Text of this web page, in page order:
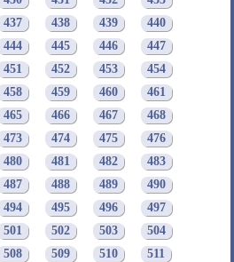
437 438 439
440
444 445 446
447
451 452 453
454
458 459 460
461
465 466 467
468
473 474 475
476
480 481 482
483
487 488 489
490
494 495 496
497
501 502 503
504
508 509 510
511